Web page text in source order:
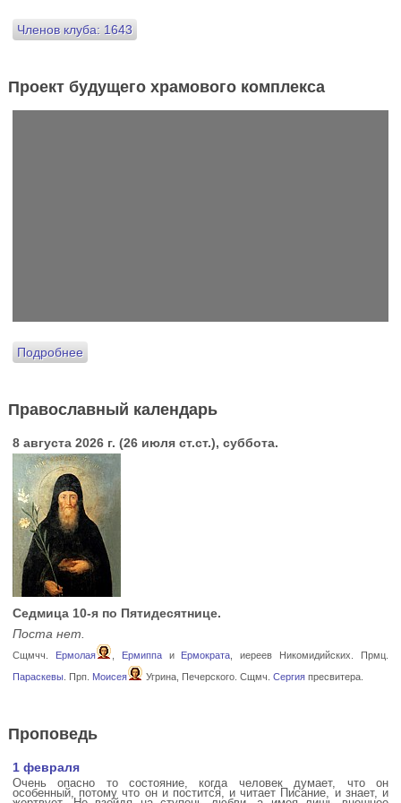
Членов клуба: 1643
Проект будущего храмового комплекса
Подробнее
Православный календарь
8 августа 2026 г. (26 июля ст.ст.), суббота.
Седмица 10-я по Пятидесятнице.
Поста нет.
Сщмчч. Ермолая Ермиппаи Ермократа , иереев Никомидийских. Прмц.
Параскевы. Прп. Моисея Угрина, Печерского. Сщмч. Сергияпресвитера.
Проповедь
1 февраля
Очень опасно то состояние, когда человек думает, что он
особенный, потому что он и постится, и читает Писание, и знает, и